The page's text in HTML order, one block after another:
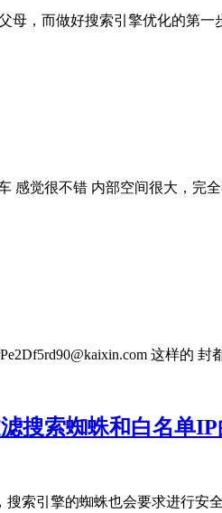
母，而做好搜索引擎优化的第
感觉很不错 内部空间很大，
这样的
搜索蜘蛛和白名单
搜索引擎的蜘蛛也会要求进行